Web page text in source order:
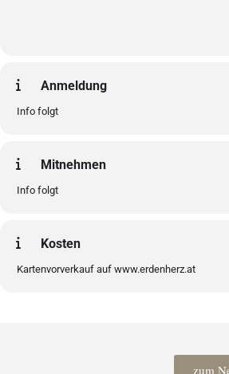
Anmeldung
Info folgt
Mitnehmen
Info folgt
Kosten
Kartenvorverkauf auf www.erdenherz.at
zum